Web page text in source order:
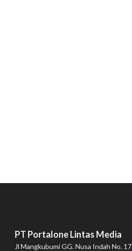
PT Portalone Lintas Media
Jl Mangkubumi GG. Nusa Indah No. 17